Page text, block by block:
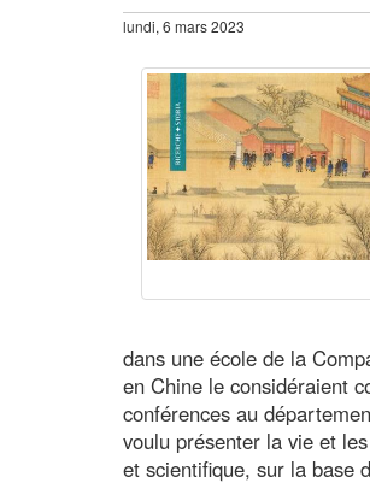
lundi, 6 mars 2023
dans une école de la
en Chine le considéraient
conférences au
voulu présenter la vie et
et scientifique, sur la base